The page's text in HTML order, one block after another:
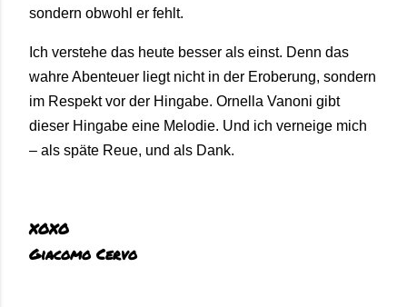
sondern obwohl er fehlt.
Ich verstehe das heute besser als einst. Denn das
wahre Abenteuer liegt nicht in der Eroberung, sondern
im Respekt vor der Hingabe. Ornella Vanoni gibt
dieser Hingabe eine Melodie. Und ich verneige mich
– als späte Reue, und als Dank.
XOXO
Giacomo Cervo